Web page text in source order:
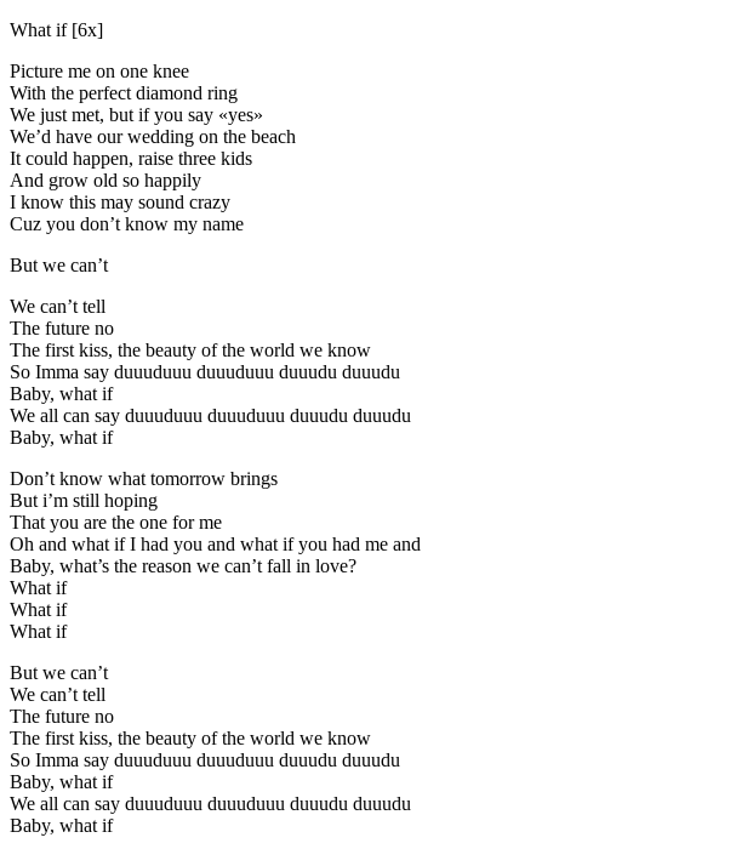
What if [6x]
Picture me on one knee
With the perfect diamond ring
We just met, but if you say «yes»
We’d have our wedding on the beach
It could happen, raise three kids
And grow old so happily
I know this may sound crazy
Cuz you don’t know my name
But we can’t
We can’t tell
The future no
The first kiss, the beauty of the world we know
So Imma say duuuduuu duuuduuu duuudu duuudu
Baby, what if
We all can say duuuduuu duuuduuu duuudu duuudu
Baby, what if
Don’t know what tomorrow brings
But i’m still hoping
That you are the one for me
Oh and what if I had you and what if you had me and
Baby, what’s the reason we can’t fall in love?
What if
What if
What if
But we can’t
We can’t tell
The future no
The first kiss, the beauty of the world we know
So Imma say duuuduuu duuuduuu duuudu duuudu
Baby, what if
We all can say duuuduuu duuuduuu duuudu duuudu
Baby, what if